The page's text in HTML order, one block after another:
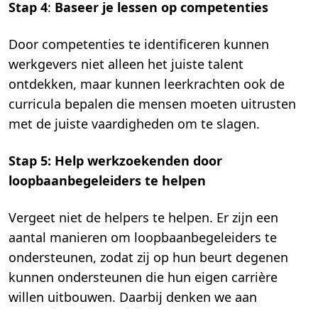
Stap 4: Baseer je lessen op competenties
Door competenties te identificeren kunnen
werkgevers niet alleen het juiste talent
ontdekken, maar kunnen leerkrachten ook de
curricula bepalen die mensen moeten uitrusten
met de juiste vaardigheden om te slagen.
Stap 5: Help werkzoekenden door
loopbaanbegeleiders te helpen
Vergeet niet de helpers te helpen. Er zijn een
aantal manieren om loopbaanbegeleiders te
ondersteunen, zodat zij op hun beurt degenen
kunnen ondersteunen die hun eigen carrière
willen uitbouwen. Daarbij denken we aan